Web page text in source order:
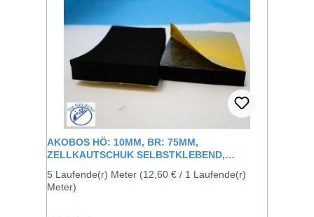
AKOBOS HÖ: 10MM, BR: 75MM,
ZELLKAUTSCHUK SELBSTKLEBEND,
5 Laufende(r) Meter (12,60 € / 1 Laufende(r)
Meter)